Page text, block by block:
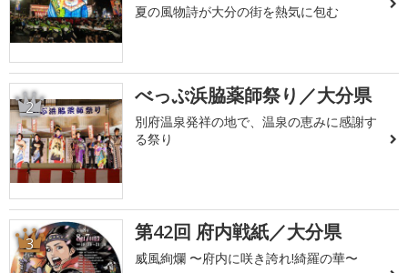
夏の風物詩が大分の街を熱気に包む
2 べっぷ浜脇薬師祭り／大分県
別府温泉発祥の地で、温泉の恵みに感謝す
る祭り
3 第42回 府内戦紙／大分県
威風絢爛 〜府内に咲き誇れ!綺羅の華〜